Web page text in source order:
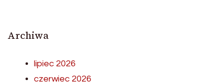
Archiwa
lipiec 2026
czerwiec 2026